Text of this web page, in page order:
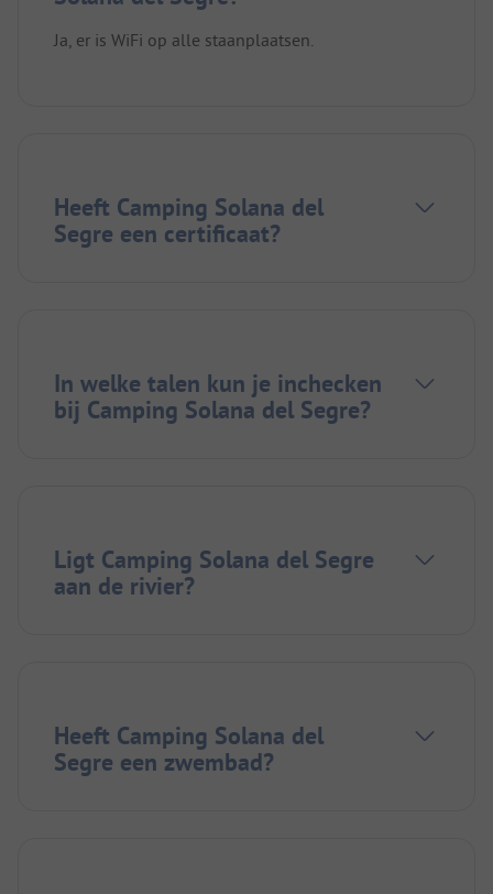
Ja, er is WiFi op alle staanplaatsen.
Heeft Camping Solana del
Segre een certificaat?
In welke talen kun je inchecken
bij Camping Solana del Segre?
Ligt Camping Solana del Segre
aan de rivier?
Heeft Camping Solana del
Segre een zwembad?